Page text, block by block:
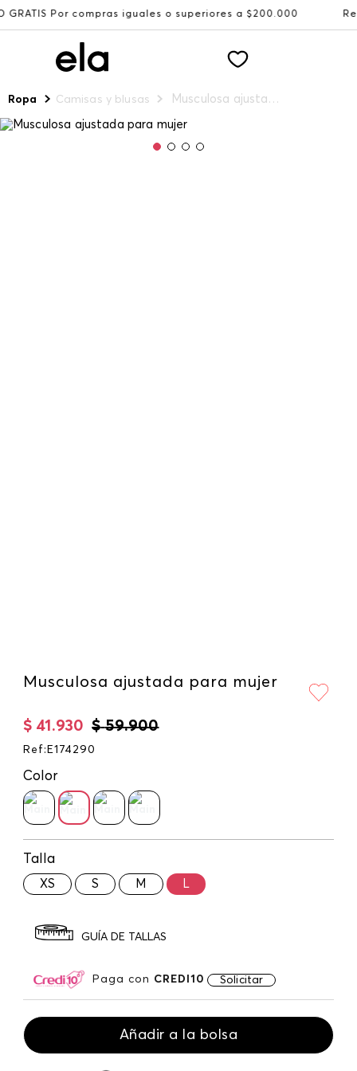
compras iguales o superiores a $200.000 Recibe:
Ropa Camisas y blusas Musculosa ajustada para mujer
Musculosa ajustada para mujer
$ 59.900
$ 41 .930
Ref : E174290
Color
Talla
XS S M L
GUÍA DE TALLAS
Paga con CREDI10 Solicitar
Añadir a la bolsa